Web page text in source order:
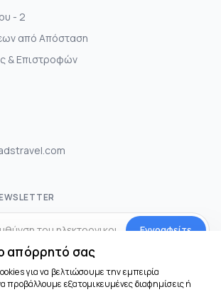
- 2
από Απόσταση
& Επιστροφών
Εγγραφείτε
ΔΙΚΤΥΩΣΗΣ
απόρρητό σας
για να βελτιώσουμε την εμπειρία
προβάλλουμε εξατομικευμένες διαφημίσεις ή